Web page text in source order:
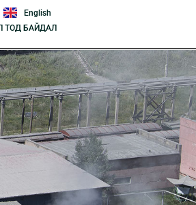
English
ТОД БАЙДАЛ